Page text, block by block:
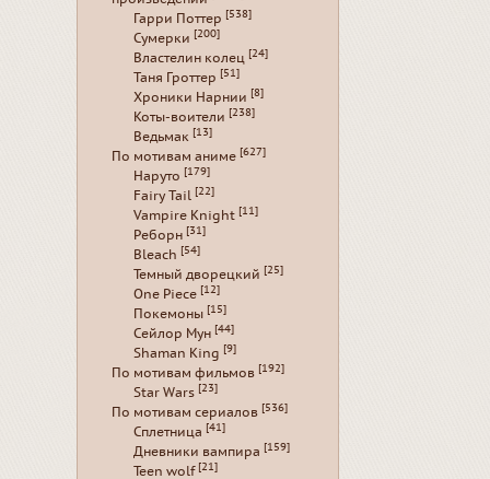
Гарри Поттер [538]
Сумерки [200]
Властелин колец [24]
Таня Гроттер [51]
Хроники Нарнии [8]
Коты-воители [238]
Ведьмак [13]
По мотивам аниме [627]
Наруто [179]
Fairy Tail [22]
Vampire Knight [11]
Реборн [31]
Bleach [54]
Темный дворецкий [25]
One Piece [12]
Покемоны [15]
Сейлор Мун [44]
Shaman King [9]
По мотивам фильмов [192]
Star Wars [23]
По мотивам сериалов [536]
Сплетница [41]
Дневники вампира [159]
Teen wolf [21]